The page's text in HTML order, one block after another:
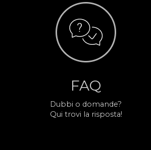
FAQ
Dubbi o domande?
Qui trovi la risposta!